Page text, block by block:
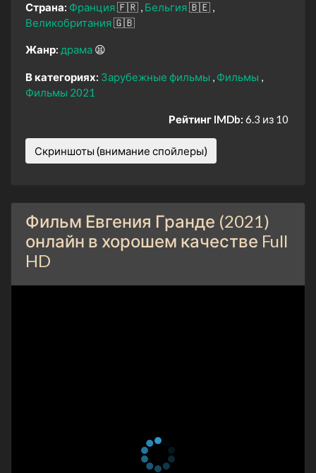
Страна: Франция🇫🇷 Бельгия🇧🇪
Великобритания🇬🇧
Жанр: драма 😫
В категориях: Зарубежные фильмы
Фильмы
Фильмы 2021
Рейтинг IMDb: 6.3 из 10
Скриншоты (внимание спойлеры)
Фильм Евгения Гранде (2021)
онлайн в хорошем качестве Full
HD